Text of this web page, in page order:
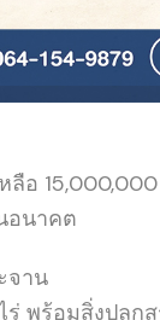
ลือ
อนาคต
จาน
ร่ พร้อมสิ่งปลูกส